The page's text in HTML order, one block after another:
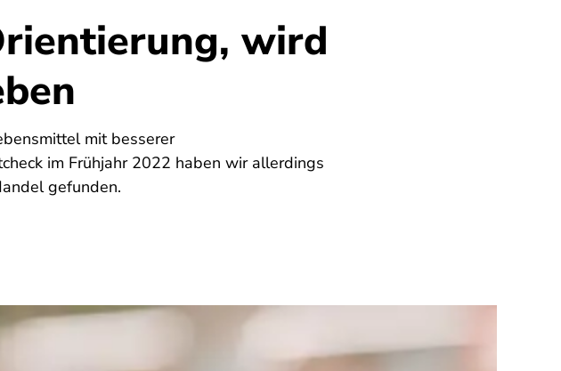
wird
mit besserer
im Frühjahr 2022 haben wir allerdings
gefunden.